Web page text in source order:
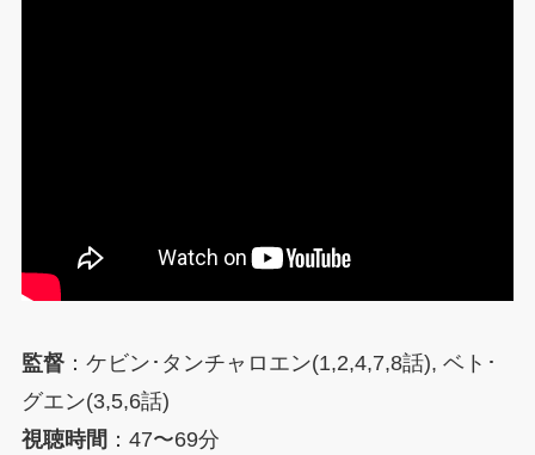
監督：ケビン･タンチャロエン(1,2,4,7,8話), ベト･
グエン(3,5,6話)
視聴時間 ：47〜69分